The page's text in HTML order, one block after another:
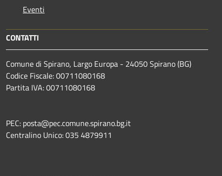
Eventi
CONTATTI
Comune di Spirano, Largo Europa - 24050 Spirano (BG)
Codice Fiscale: 00711080168
Partita IVA: 00711080168
PEC: posta@pec.comune.spirano.bg.it
Centralino Unico: 035 4879911